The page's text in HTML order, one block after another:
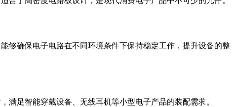
够确保电子电路在不同环境条件下保持稳定工作，提升设备的整
足智能穿戴设备、无线耳机等小型电子产品的装配需求。